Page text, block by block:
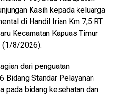
ujarnya.
Kabupaten Kapuas Yunabut
merupakan tindak lanjut
Ideologi Pancasila
tentang Tata Cara
Pelaksana Duta Pancasila
Provinsi dan
Kasih kepada keluarga
di Handil Irian Km 7,5 RT
Kecamatan Kapuas Timur
(1/8/2026).
dari penguatan
Bidang Standar Pelayanan
pada bidang kesehatan dan